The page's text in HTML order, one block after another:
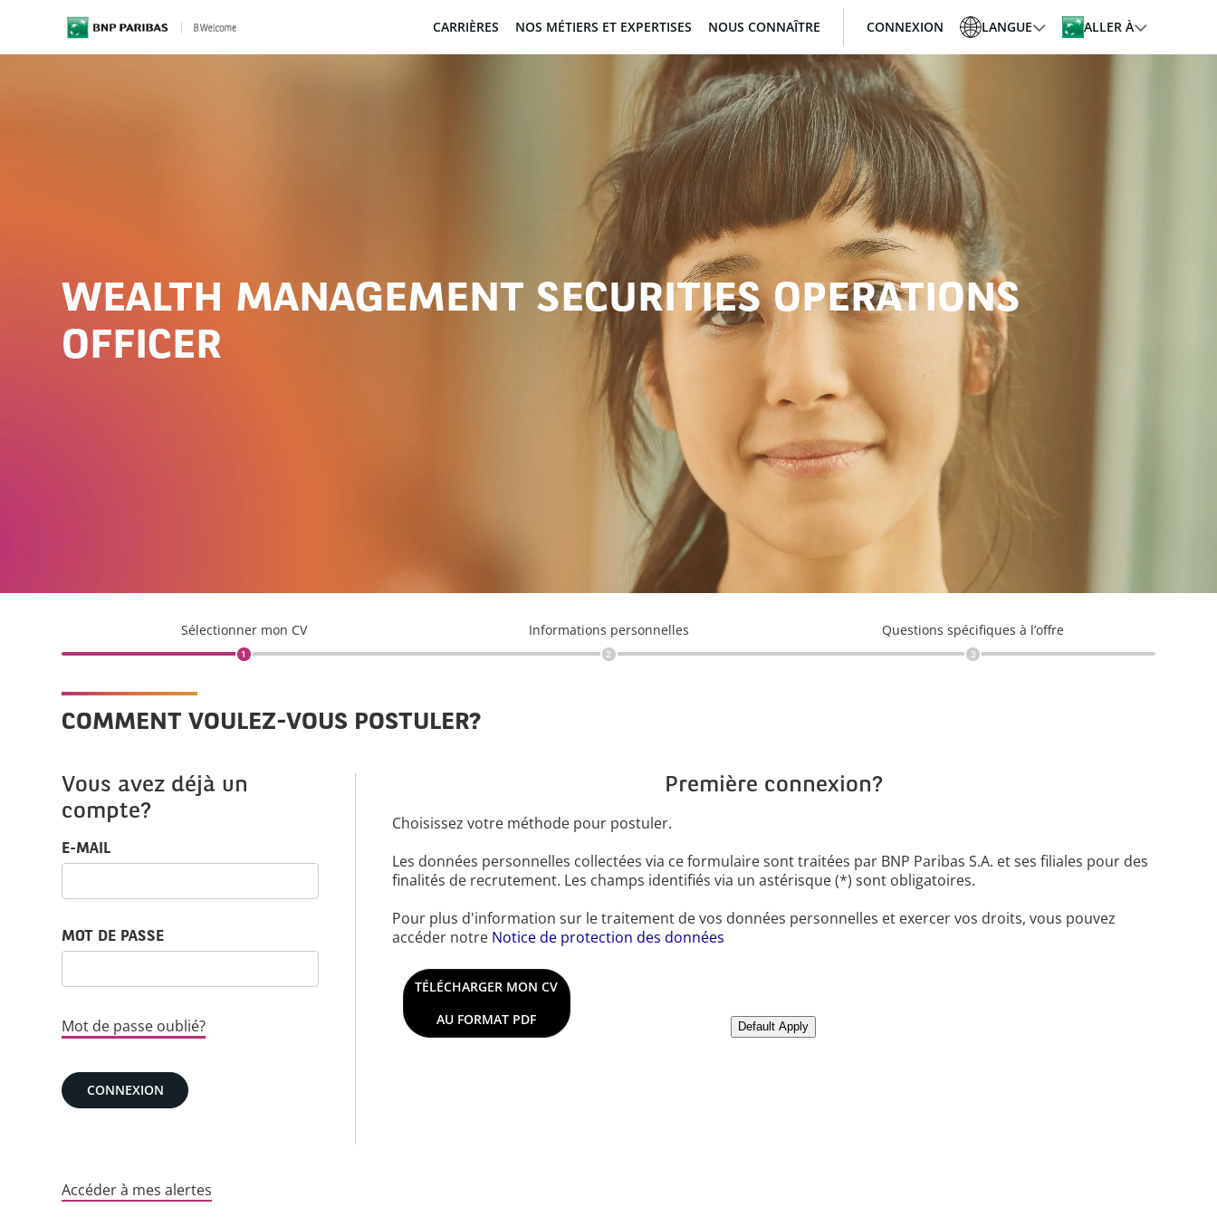
BNP Paribas CARRIÈRES NOS MÉTIERS ET EXPERTISES NOUS CONNAÎTRE CONNEXION LANGUE ALLER À
WEALTH MANAGEMENT SECURITIES OPERATIONS
OFFICER
Sélectionner mon CV
1
Informations personnelles
2
Questions spécifiques à l’offre
3
COMMENT VOULEZ-VOUS POSTULER?
Vous avez déjà un
compte?
Connexion : identifiant et mot de passe
E-MAIL
MOT DE PASSE
Mot de passe oublié?
CONNEXION
Première connexion?
Choisissez votre méthode pour postuler.
Les données personnelles collectées via ce formulaire sont traitées par BNP Paribas S.A. et ses filiales pour des
finalités de recrutement. Les champs identifiés via un astérisque (*) sont obligatoires.
Pour plus d'information sur le traitement de vos données personnelles et exercer vos droits, vous pouvez
accéder notre Notice de protection des données
TÉLÉCHARGER MON CV
AU FORMAT PDF
Télécharger le CV
Default Apply
Télécharger le CV depuis LinkedIn
Accéder à mes alertes